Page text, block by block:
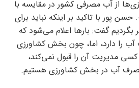
از آب مصرفی کشور در مقایسه با
پور با تاکید بر اینکه نباید برای
بگردیم گفت: بار‌ها اعلام می‌شود که
را دارد، اما، چون بخش کشاورزی
مدیریت آن را قبول نمی‌کند،
آب در بخش کشاورزی هستیم.